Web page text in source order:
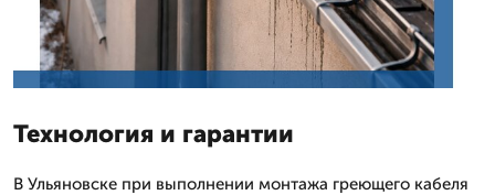
Технология и гарантии
В Ульяновске при выполнении монтажа греющего кабеля